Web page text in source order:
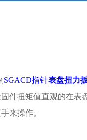
SGACD指针表盘扭力
件扭矩值直观的在表
来操作。